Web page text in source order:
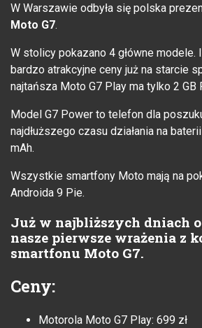
W Warszawie odbyła się polska
Moto G7.
W stolicy pokazano 4 główne modele.
bardzo atrakcyjne ceny już na starcie
najtańsza Moto G7 Play ma tylko 2 GB
Model G7 Power to telefon dla
najdłuższego czasu działania na
mAh.
Wszystkie smartfony Moto mają na
Androida 9 Pie.
Już w najbliższych dniach
nasze pierwsze wrażenia z
smartfonu Moto G7.
Ceny:
Motorola Moto G7 Play: 699 zł